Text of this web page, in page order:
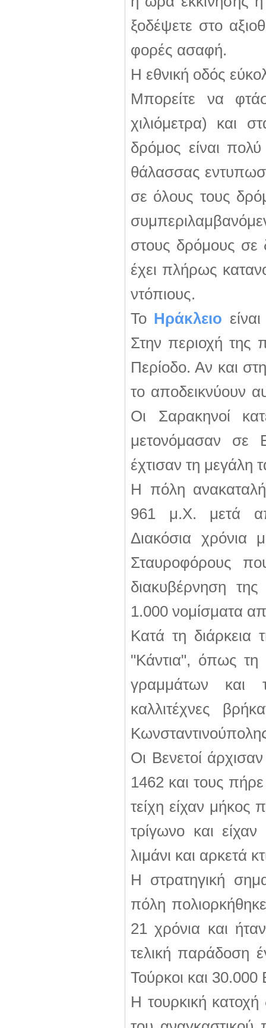
ξοδέψετε στο
φορές ασαφή.
Η εθνική οδός
Μπορείτε να
χιλιόμετρα) και
δρόμος είναι
θάλασσας
σε όλους τους
στους δρόμους σε
έχει πλήρως
ντόπιους.
Το Ηράκλειο
Στην περιοχή της
Περίοδο. Αν και
το αποδεικνύουν
Οι Σαρακηνοί
μετονόμασαν σε
έχτισαν τη
Η πόλη
961 μ.Χ. μετά
Διακόσια χρόνια
Σταυροφόρους
διακυβέρνηση
1.000 νομίσματα
Κατά τη διάρκεια
"Κάντια", όπως τη
γραμμάτων και
καλλιτέχνες
Οι Βενετοί
1462 και τους
τείχη είχαν
τρίγωνο και
λιμάνι και αρκετά
Η στρατηγική
πόλη
21 χρόνια και
τελική παράδοση
Τούρκοι και 30.000
Η τουρκική